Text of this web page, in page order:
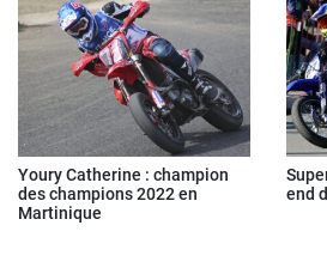
Youry Catherine : champion
des champions 2022 en
Martinique
end